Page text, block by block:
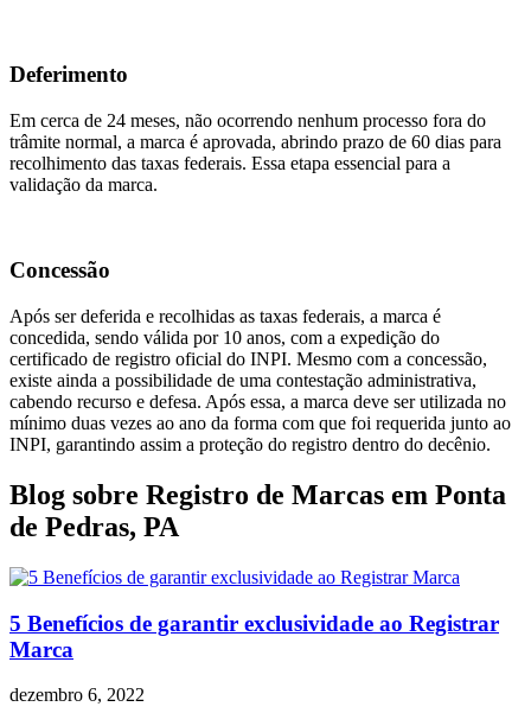
Deferimento
Em cerca de 24 meses, não ocorrendo nenhum processo fora do
trâmite normal, a marca é aprovada, abrindo prazo de 60 dias para
recolhimento das taxas federais. Essa etapa essencial para a
validação da marca.
Concessão
Após ser deferida e recolhidas as taxas federais, a marca é
concedida, sendo válida por 10 anos, com a expedição do
certificado de registro oficial do INPI. Mesmo com a concessão,
existe ainda a possibilidade de uma contestação administrativa,
cabendo recurso e defesa. Após essa, a marca deve ser utilizada no
mínimo duas vezes ao ano da forma com que foi requerida junto ao
INPI, garantindo assim a proteção do registro dentro do decênio.
Blog sobre Registro de Marcas em Ponta
de Pedras, PA
5 Benefícios de garantir exclusividade ao Registrar
Marca
dezembro 6, 2022